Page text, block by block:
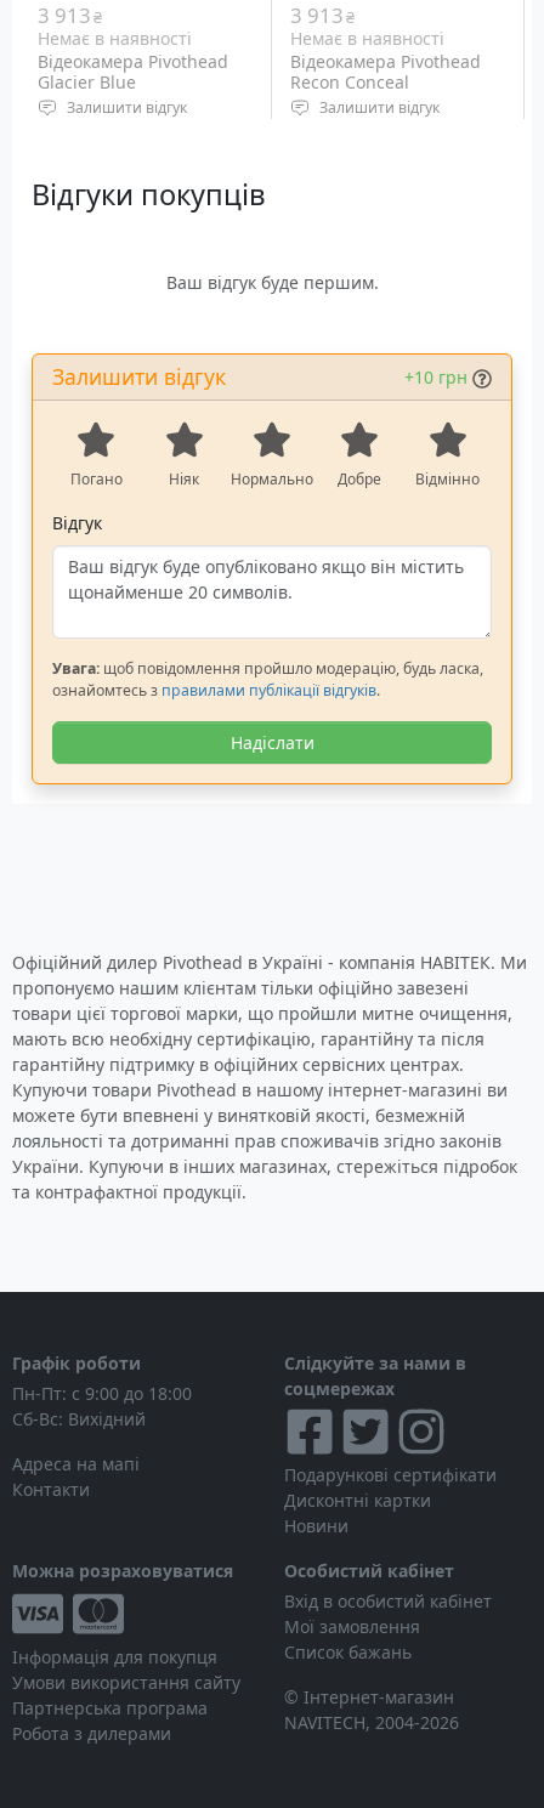
3 913₴
Немає в наявності
Відеокамера Pivothead
Glacier Blue
Залишити відгук
роздільною здатністю
1920 х 1080 пікселів
3 913₴
Немає в наявності
Відеокамера Pivothead
Recon Conceal
Залишити відгук
Три пари змінних лінз:
Відгуки покупців
Ваш відгук буде першим.
+10 грн
Залишити відгук
Відмінно
Добре
Нормально
Ніяк
Погано
Відгук
Увага: щоб повідомлення пройшло модерацію, будь ласка,
ознайомтесь з правилами публікації відгуків.
Надіслати
Офіційний дилер Pivothead в Україні - компанія НАВІТЕК. Ми
пропонуємо нашим клієнтам тільки офіційно завезені
товари цієї торгової марки, що пройшли митне очищення,
мають всю необхідну сертифікацію, гарантійну та після
гарантійну підтримку в офіційних сервісних центрах.
Купуючи товари Pivothead в нашому інтернет-магазині ви
можете бути впевнені у винятковій якості, безмежній
лояльності та дотриманні прав споживачів згідно законів
України. Купуючи в інших магазинах, стережіться підробок
та контрафактної продукції.
Графік роботи
Пн-Пт: с 9:00 до 18:00
Сб-Вс: Вихідний
Адреса на мапі
Контакти
Слідкуйте за нами в
соцмережах
Подарункові сертифікати
Дисконтні картки
Новини
Можна розраховуватися
Інформація для покупця
Умови використання сайту
Партнерська програма
Робота з дилерами
Особистий кабінет
Вхід в особистий кабінет
Мої замовлення
Список бажань
© Інтернет-магазин
NAVITECH, 2004-2026